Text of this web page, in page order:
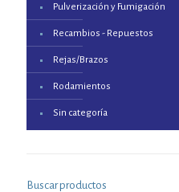
Pulverización y Fumigación
Recambios - Repuestos
Rejas/Brazos
Rodamientos
Sin categoría
Buscar productos